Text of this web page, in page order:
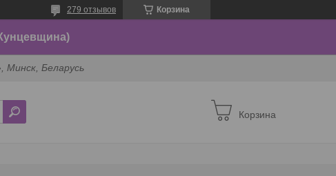
Корзина
279 отзывов
Минск, Беларусь
Корзина